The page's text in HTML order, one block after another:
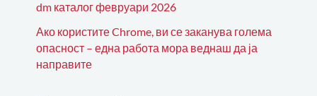
dm каталог февруари 2026
Ако користите Chrome, ви се заканува голема
опасност – една работа мора веднаш да ја
направите